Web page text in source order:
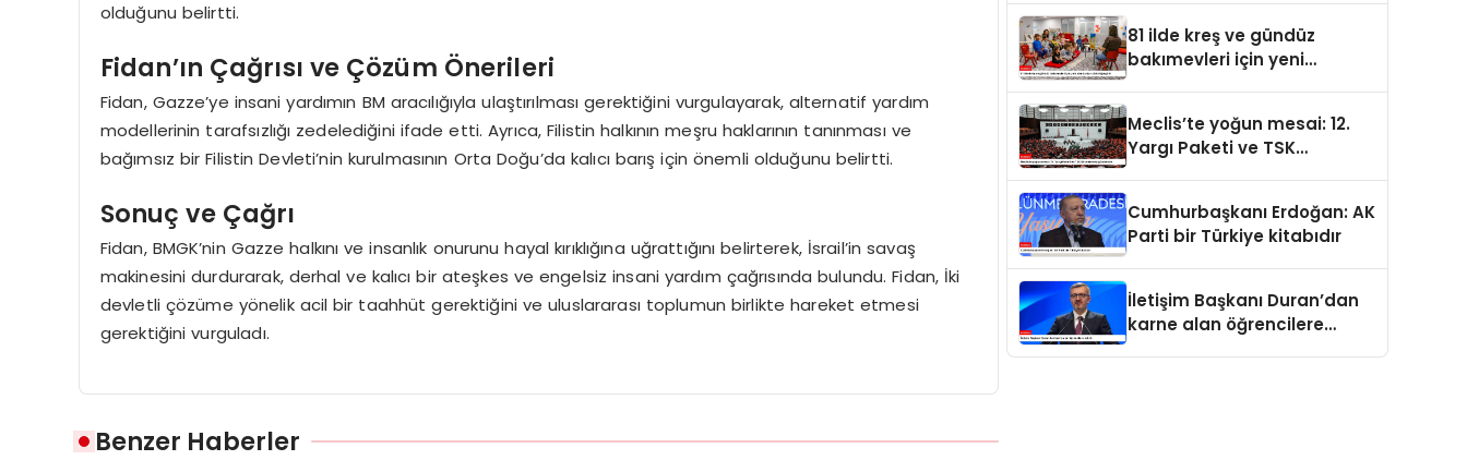
olduğunu belirtti.
Fidan’ın Çağrısı ve Çözüm Önerileri
Fidan, Gazze’ye insani yardımın BM aracılığıyla ulaştırılması gerektiğini vurgulayarak, alternatif yardım
modellerinin tarafsızlığı zedelediğini ifade etti. Ayrıca, Filistin halkının meşru haklarının tanınması ve
bağımsız bir Filistin Devleti’nin kurulmasının Orta Doğu’da kalıcı barış için önemli olduğunu belirtti.
Sonuç ve Çağrı
Fidan, BMGK’nin Gazze halkını ve insanlık onurunu hayal kırıklığına uğrattığını belirterek, İsrail’in savaş
makinesini durdurarak, derhal ve kalıcı bir ateşkes ve engelsiz insani yardım çağrısında bulundu. Fidan, İki
devletli çözüme yönelik acil bir taahhüt gerektiğini ve uluslararası toplumun birlikte hareket etmesi
gerektiğini vurguladı.
Benzer Haberler
81 ilde kreş ve gündüz
bakımevleri için yeni
Meclis’te yoğun mesai: 12.
Yargı Paketi ve TSK
Cumhurbaşkanı Erdoğan: AK
Parti bir Türkiye kitabıdır
İletişim Başkanı Duran’dan
karne alan öğrencilere